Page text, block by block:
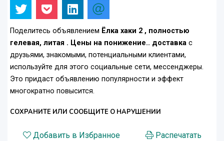
Поделитесь объявлением Ёлка хаки 2 , полностью
гелевая, литая . Цены на понижение.. доставка с
друзьями, знакомыми, потенциальными клиентами,
используйте для этого социальные сети, мессенджеры.
Это придаст объявлению популярности и эффект
многократно повысится.
СОХРАНИТЕ ИЛИ СООБЩИТЕ О НАРУШЕНИИ
Добавить в Избранное
Распечатать